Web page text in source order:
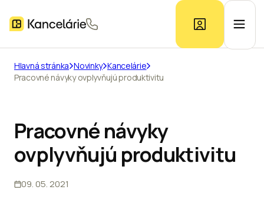
Ponuka kancelárií
Prieskum trhu
Kontakt
Hlavná stránka Novinky Kancelárie
Pracovné návyky ovplyvňujú produktivitu
Pracovné návyky
ovplyvňujú produktivitu
09. 05. 2021